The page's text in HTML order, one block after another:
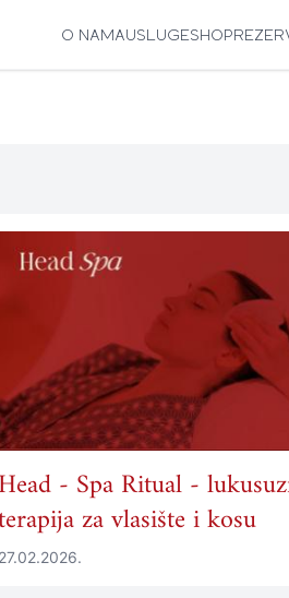
O NAMAUSLUGESHOP
Head - Spa Ritual -
za vlasište i kosu
27.02.2026.